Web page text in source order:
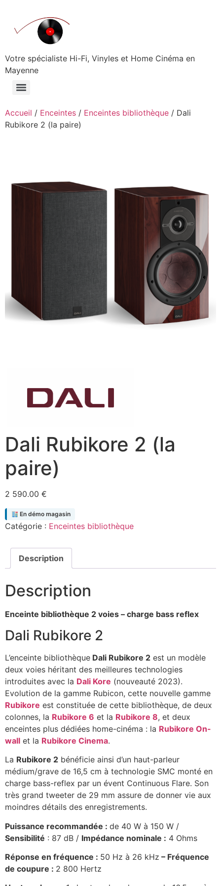
contenu
Votre spécialiste Hi-Fi, Vinyles et Home Cinéma en
Mayenne
Accueil / Enceintes / Enceintes bibliothèque / Dali
Rubikore 2 (la paire)
Dali Rubikore 2 (la
paire)
2 590.00 €
En démo magasin
Catégorie : Enceintes bibliothèque
Description
Description
Enceinte bibliothèque 2 voies – charge bass reflex
Dali Rubikore 2
L’enceinte bibliothèque Dali Rubikore 2 est un modèle
deux voies héritant des meilleures technologies
introduites avec la Dali Kore (nouveauté 2023).
Evolution de la gamme Rubicon, cette nouvelle gamme
Rubikore est constituée de cette bibliothèque, de deux
colonnes, la Rubikore 6 et la Rubikore 8, et deux
enceintes plus dédiées home-cinéma : la Rubikore On-
wall et la Rubikore Cinema.
La Rubikore 2 bénéficie ainsi d’un haut-parleur
médium/grave de 16,5 cm à technologie SMC monté en
charge bass-reflex par un évent Continuous Flare. Son
très grand tweeter de 29 mm assure de donner vie aux
moindres détails des enregistrements.
Puissance recommandée : de 40 W à 150 W /
Sensibilité : 87 dB / Impédance nominale : 4 Ohms
Réponse en fréquence : 50 Hz à 26 kHz – Fréquence
de coupure : 2 800 Hertz